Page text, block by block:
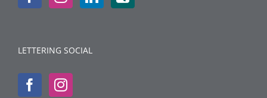
LETTERING SOCIAL